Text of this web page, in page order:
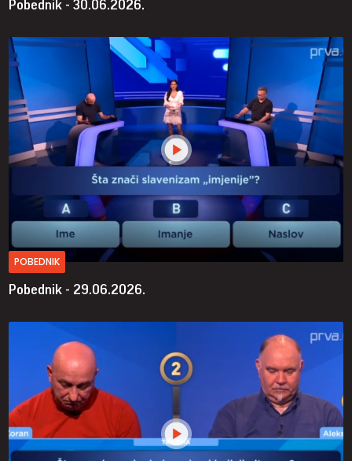
Pobednik - 30.06.2026.
POBEDNIK
Pobednik - 29.06.2026.